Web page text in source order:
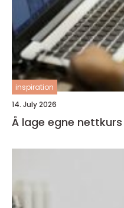
inspiration
14. July 2026
Å lage egne